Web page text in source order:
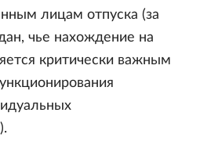
лицам отпуска (за
чье нахождение на
критически важным